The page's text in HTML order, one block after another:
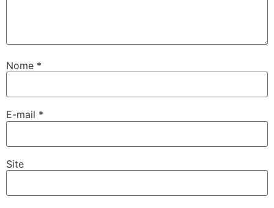
Nome *
E-mail *
Site